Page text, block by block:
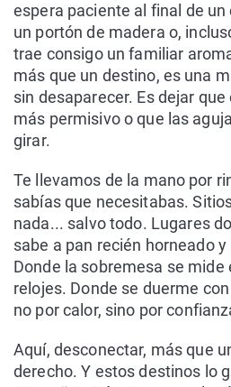
espera paciente al final de
un portón de madera o,
trae consigo un familiar
más que un destino, es una
sin desaparecer. Es dejar
más permisivo o que las
girar.
Te llevamos de la mano por
sabías que necesitabas.
nada... salvo todo. Lugares
sabe a pan recién horneado
Donde la sobremesa se mide
relojes. Donde se duerme
no por calor, sino por
Aquí, desconectar, más que
derecho. Y estos destinos lo